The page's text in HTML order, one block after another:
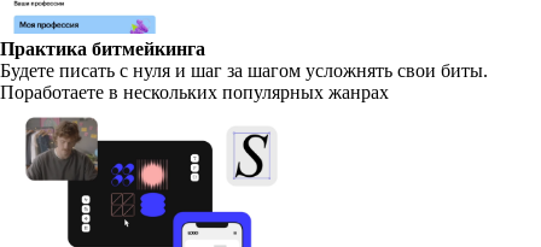
Практика битмейкинга
Будете писать с нуля и шаг за шагом усложнять свои биты.
Поработаете в нескольких популярных жанрах